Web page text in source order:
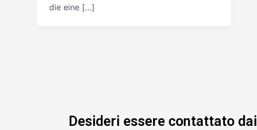
die eine […]
Desideri essere contattato dai